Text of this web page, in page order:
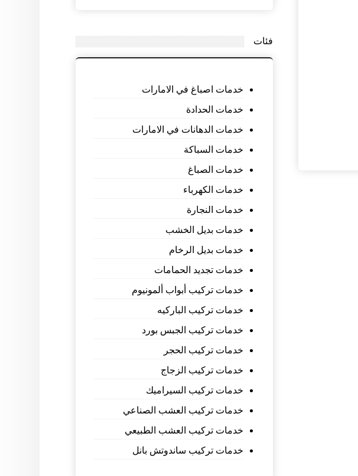
فئات
خدمات اصباغ في الامارات
خدمات الحدادة
خدمات الدهانات في الامارات
خدمات السباكة
خدمات الصباغ
خدمات الكهرباء
خدمات النجارة
خدمات بديل الخشب
خدمات بديل الرخام
خدمات تجديد الحمامات
خدمات تركيب أبواب ألمونيوم
خدمات تركيب الباركيه
خدمات تركيب الجبس بورد
خدمات تركيب الحجر
خدمات تركيب الزجاج
خدمات تركيب السيراميك
خدمات تركيب العشب الصناعي
خدمات تركيب العشب الطبيعي
خدمات تركيب ساندوتش بانل